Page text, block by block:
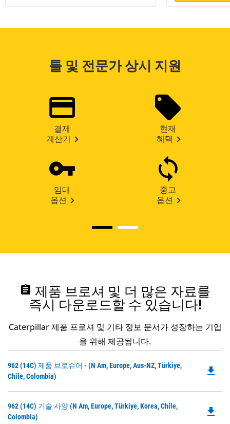
툴 및 전문가 상시 지원
결제
계산기
현재
혜택
임대
옵션
중고
옵션
assignment 제품 브로셔 및 더 많은 자료를
즉시 다운로드할 수 있습니다!
Caterpillar 제품 프로셔 및 기타 정보 문서가 성장하는 기업
을 위해 제공됩니다.
962 (14C) 제품 브로슈어 - (N Am, Europe, Aus-NZ, Türkiye,
Chile, Colombia)
file_download
962 (14C) 기술 사양 (N Am, Europe, Türkiye, Korea, Chile,
Colombia)
file_download